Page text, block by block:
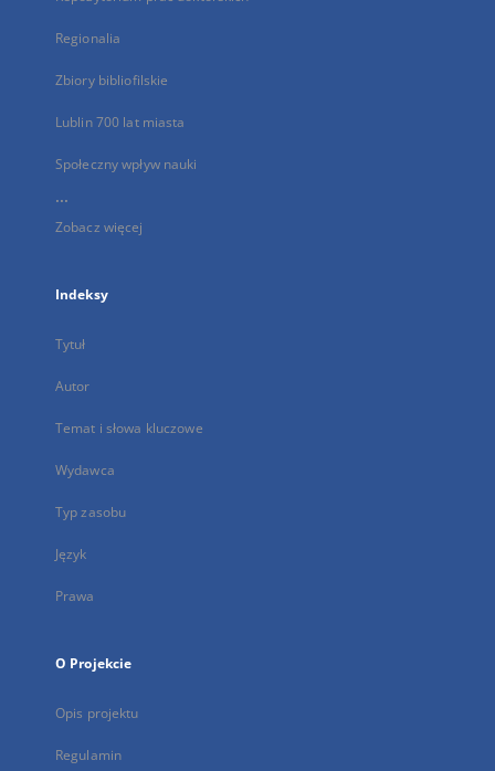
Regionalia
Zbiory bibliofilskie
Lublin 700 lat miasta
Społeczny wpływ nauki
...
Zobacz więcej
Indeksy
Tytuł
Autor
Temat i słowa kluczowe
Wydawca
Typ zasobu
Język
Prawa
O Projekcie
Opis projektu
Regulamin